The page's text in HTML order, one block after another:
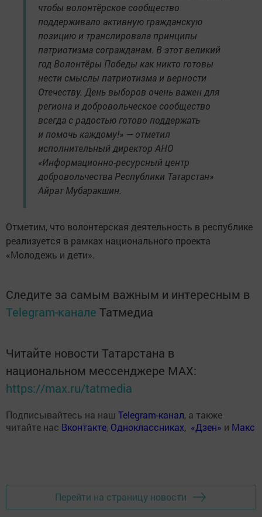
чтобы волонтёрское сообщество
поддерживало активную гражданскую
позицию и транслировала принципы
патриотизма согражданам. В этот великий
год Волонтёры Победы как никто готовы
нести смыслы патриотизма и верности
Отечеству. День выборов очень важен для
региона и добровольческое сообщество
всегда с радостью готово поддержать
и помочь каждому!» — отметил
исполнительный директор АНО
«Информационно-ресурсный центр
добровольчества Республики Татарстан»
Айрат Мубаракшин.
Отметим, что волонтерская деятельность в республике
реализуется в рамках национального проекта
«Молодежь и дети».
Следите за самым важным и интересным в
Telegram-канале Татмедиа
Читайте новости Татарстана в
национальном мессенджере MАХ:
https://max.ru/tatmedia
Подписывайтесь на наш Telegram-канал, а также
читайте нас Вконтакте, Одноклассниках, «Дзен» и Макс
Перейти на страницу новости